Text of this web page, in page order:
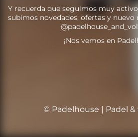
Y recuerda que seguimos muy
subimos novedades, ofertas y nuevo
¡Nos vemos en
© Padelhouse | Padel &